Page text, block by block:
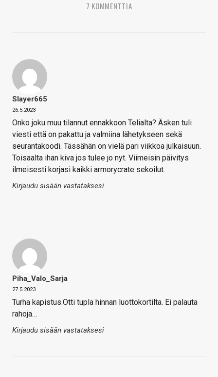
7 KOMMENTTIA
Slayer665
26.5.2023
Onko joku muu tilannut ennakkoon Telialta? Äsken tuli
viesti että on pakattu ja valmiina lähetykseen sekä
seurantakoodi. Tässähän on vielä pari viikkoa julkaisuun.
Toisaalta ihan kiva jos tulee jo nyt. Viimeisin päivitys
ilmeisesti korjasi kaikki armorycrate sekoilut.
Kirjaudu sisään vastataksesi
Piha_Valo_Sarja
27.5.2023
Turha kapistus.Otti tupla hinnan luottokortilta. Ei palauta
rahoja…
Kirjaudu sisään vastataksesi